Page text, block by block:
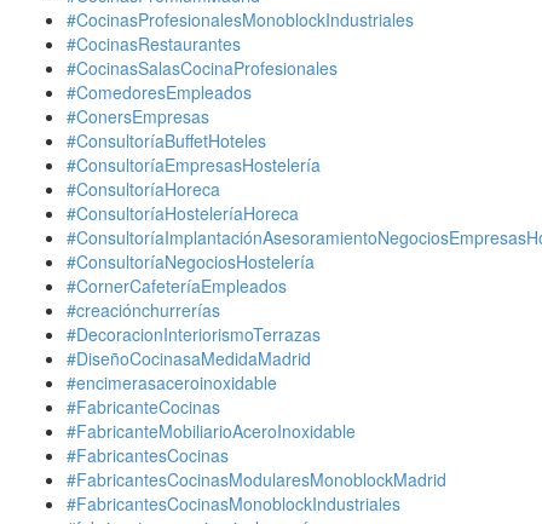
#CocinasProfesionalesMonoblockIndustriales
#CocinasRestaurantes
#CocinasSalasCocinaProfesionales
#ComedoresEmpleados
#ConersEmpresas
#ConsultoríaBuffetHoteles
#ConsultoríaEmpresasHostelería
#ConsultoríaHoreca
#ConsultoríaHosteleríaHoreca
#ConsultoríaNegociosHostelería
#CornerCafeteríaEmpleados
#creaciónchurrerías
#DecoracionInteriorismoTerrazas
#DiseñoCocinasaMedidaMadrid
#encimerasaceroinoxidable
#FabricanteCocinas
#FabricanteMobiliarioAceroInoxidable
#FabricantesCocinas
#FabricantesCocinasModularesMonoblockMadrid
#FabricantesCocinasMonoblockIndustriales